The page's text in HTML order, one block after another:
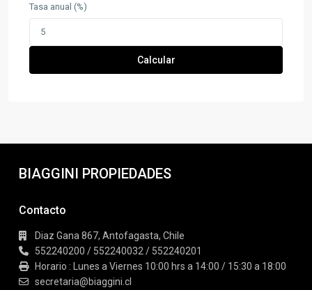
Tasa anual (%)
Calcular
BIAGGINI PROPIEDADES
Contacto
Diaz Gana 867, Antofagasta, Chile
552240200 / 552240032 / 552240201
Horario : Lunes a Viernes 10:00 hrs a 14:00 / 15:30 a 18:00
secretaria@biaggini.cl